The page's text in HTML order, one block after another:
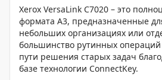
Xerox VersaLink C7020 – это
формата А3, предназначенные
небольших организациях или
большинство рутинных
пути решения старых задач
базе технологии ConnectKey.